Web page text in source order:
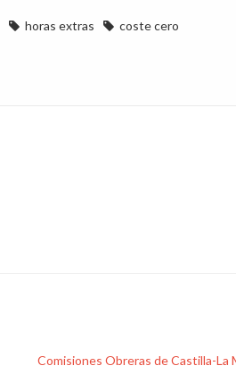
horas extras coste cero
Comisiones Obreras de Castilla-La